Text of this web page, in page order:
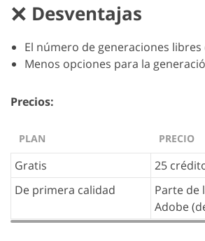
Desventajas
El número de generaciones
Menos opciones para la
Precios:
PLAN PRECIO
Gratis
25
De primera calidad
Parte de
Adobe